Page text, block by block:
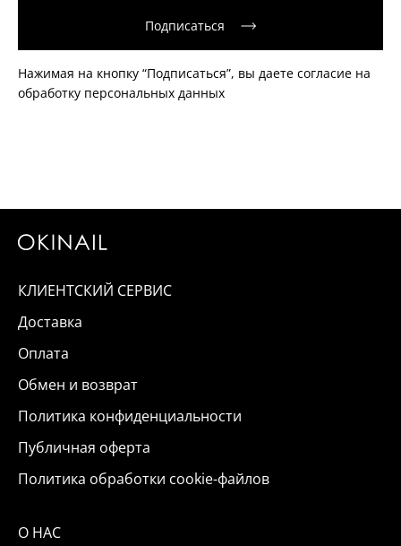
Подписаться
Нажимая на кнопку “Подписаться”, вы даете согласие на
обработку персональных данных
КЛИЕНТСКИЙ СЕРВИС
Доставка
Оплата
Обмен и возврат
Политика конфиденциальности
Публичная оферта
Политика обработки cookie-файлов
О НАС